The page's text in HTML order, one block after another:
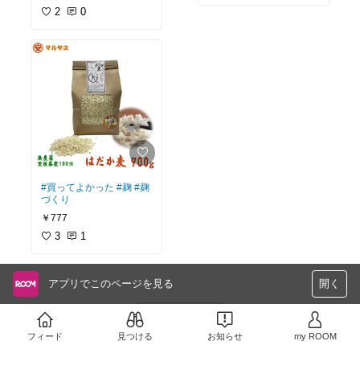
2 0
#買ってよかった #麹 #麹
づくり
￥777
3 1
アプリでこのページを見る 開く
フィード 見つける お知らせ my ROOM